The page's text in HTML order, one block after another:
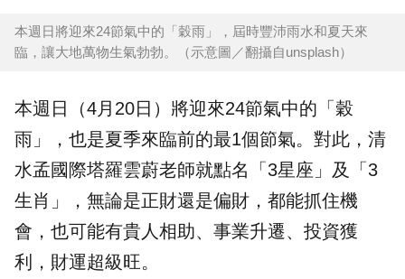
本週日將迎來24節氣中的「穀雨」，屆時豐沛雨水和夏天來
臨，讓大地萬物生氣勃勃。（示意圖／翻攝自unsplash）
本週日（4月20日）將迎來24節氣中的「 穀
雨 」，也是夏季來臨前的最1個節氣。對此，清
水孟國際塔羅雲蔚老師就點名「3星座」及「3
生肖」，無論是正財還是偏財，都能抓住機
會，也可能有貴人相助、事業升遷、 投資獲
利， 財運超級旺。